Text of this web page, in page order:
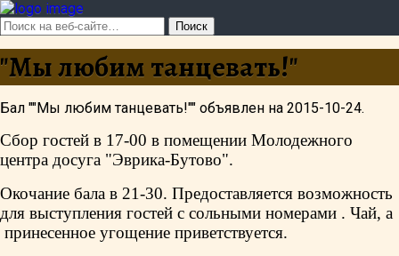
"Мы любим танцевать!"
Бал ""Мы любим танцевать!"" объявлен на 2015-10-24.
Сбор гостей в 17-00 в помещении Молодежного
центра досуга "Эврика-Бутово".
Окочание бала в 21-30. Предоставляется возможность
для выступления гостей с сольными номерами . Чай, а
принесенное угощение приветствуется.